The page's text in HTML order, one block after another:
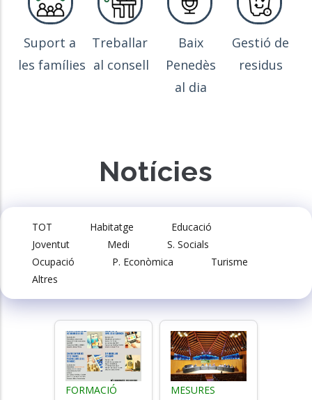
Suport a
les famílies
Treballar
al consell
Baix
Penedès
al dia
Gestió de
residus
Notícies
TOT Habitatge
Educació
Joventut
Medi
S. Socials
Ocupació
P. Econòmica
Turisme
Altres
FORMACIÓ
MESURES